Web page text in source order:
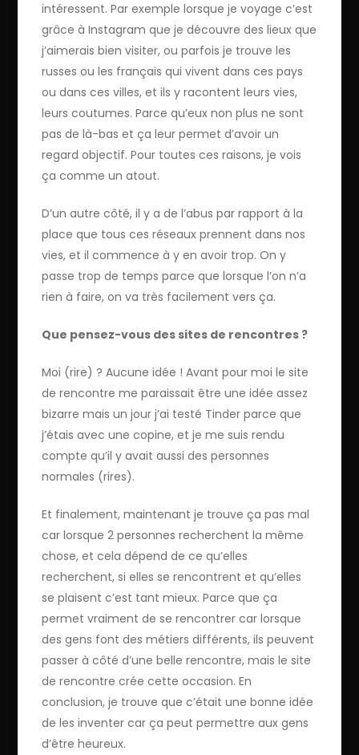
intéressent. Par exemple lorsque je voyage c’est
grâce à Instagram que je découvre des lieux que
j’aimerais bien visiter, ou parfois je trouve les
russes ou les français qui vivent dans ces pays
ou dans ces villes, et ils y racontent leurs vies,
leurs coutumes. Parce qu’eux non plus ne sont
pas de là-bas et ça leur permet d’avoir un
regard objectif. Pour toutes ces raisons, je vois
ça comme un atout.
D’un autre côté, il y a de l’abus par rapport à la
place que tous ces réseaux prennent dans nos
vies, et il commence à y en avoir trop. On y
passe trop de temps parce que lorsque l’on n’a
rien à faire, on va très facilement vers ça.
Que pensez-vous des sites de rencontres ?
Moi (rire) ? Aucune idée ! Avant pour moi le site
de rencontre me paraissait être une idée assez
bizarre mais un jour j’ai testé Tinder parce que
j’étais avec une copine, et je me suis rendu
compte qu’il y avait aussi des personnes
normales (rires).
Et finalement, maintenant je trouve ça pas mal
car lorsque 2 personnes recherchent la même
chose, et cela dépend de ce qu’elles
recherchent, si elles se rencontrent et qu’elles
se plaisent c’est tant mieux. Parce que ça
permet vraiment de se rencontrer car lorsque
des gens font des métiers différents, ils peuvent
passer à côté d’une belle rencontre, mais le site
de rencontre crée cette occasion. En
conclusion, je trouve que c’était une bonne idée
de les inventer car ça peut permettre aux gens
d’être heureux.